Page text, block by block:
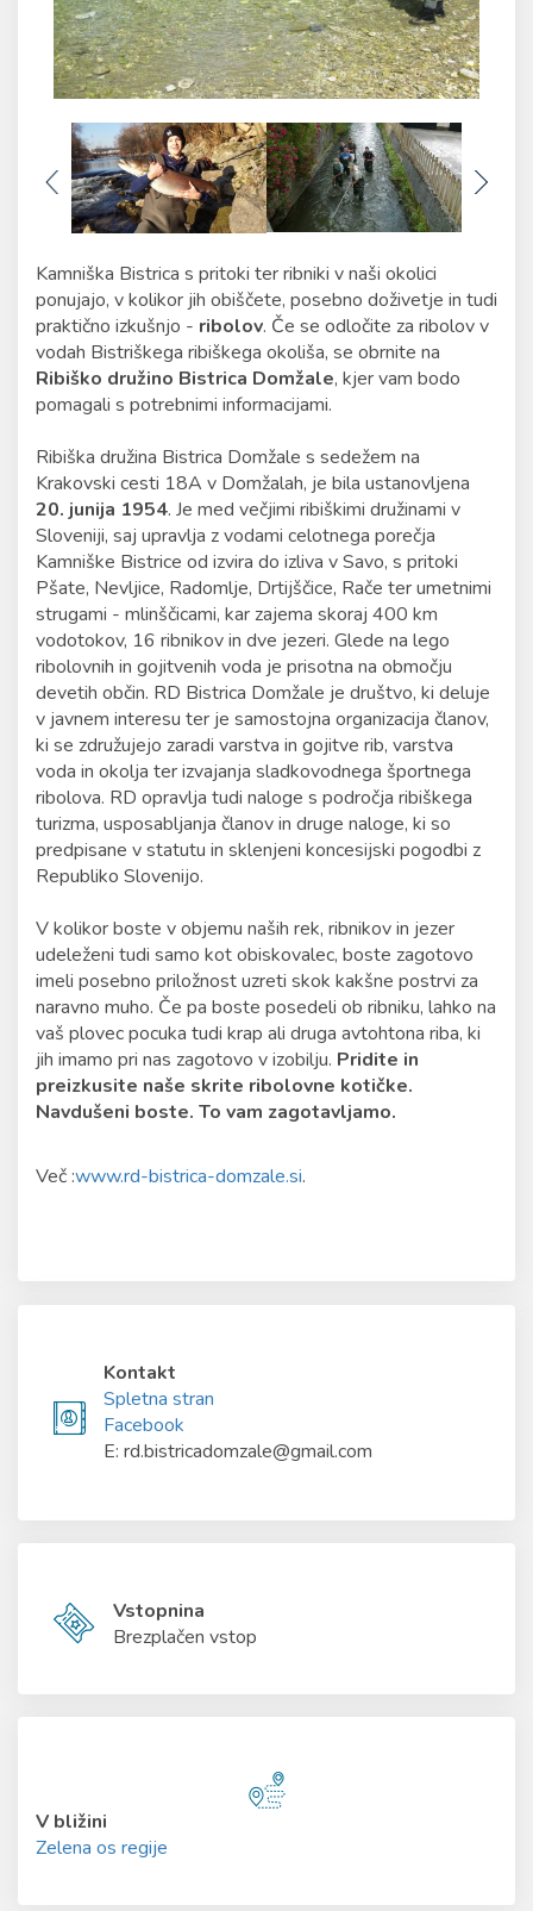
Kamniška Bistrica s pritoki ter ribniki v naši okolici
ponujajo, v kolikor jih obiščete, posebno doživetje in tudi
praktično izkušnjo - ribolov. Če se odločite za ribolov v
vodah Bistriškega ribiškega okoliša, se obrnite na
Ribiško družino Bistrica Domžale, kjer vam bodo
pomagali s potrebnimi informacijami.
Ribiška družina Bistrica Domžale s sedežem na
Krakovski cesti 18A v Domžalah, je bila ustanovljena
20. junija 1954. Je med večjimi ribiškimi družinami v
Sloveniji, saj upravlja z vodami celotnega porečja
Kamniške Bistrice od izvira do izliva v Savo, s pritoki
Pšate, Nevljice, Radomlje, Drtijščice, Rače ter umetnimi
strugami - mlinščicami, kar zajema skoraj 400 km
vodotokov, 16 ribnikov in dve jezeri. Glede na lego
ribolovnih in gojitvenih voda je prisotna na območju
devetih občin. RD Bistrica Domžale je društvo, ki deluje
v javnem interesu ter je samostojna organizacija članov,
ki se združujejo zaradi varstva in gojitve rib, varstva
voda in okolja ter izvajanja sladkovodnega športnega
ribolova. RD opravlja tudi naloge s področja ribiškega
turizma, usposabljanja članov in druge naloge, ki so
predpisane v statutu in sklenjeni koncesijski pogodbi z
Republiko Slovenijo.
V kolikor boste v objemu naših rek, ribnikov in jezer
udeleženi tudi samo kot obiskovalec, boste zagotovo
imeli posebno priložnost uzreti skok kakšne postrvi za
naravno muho. Če pa boste posedeli ob ribniku, lahko na
vaš plovec pocuka tudi krap ali druga avtohtona riba, ki
jih imamo pri nas zagotovo v izobilju. Pridite in
preizkusite naše skrite ribolovne kotičke.
Navdušeni boste. To vam zagotavljamo.
Več :www.rd-bistrica-domzale.si.
Kontakt
Spletna stran
Facebook
E: rd.bistricadomzale@gmail.com
Vstopnina
Brezplačen vstop
V bližini
Zelena os regije